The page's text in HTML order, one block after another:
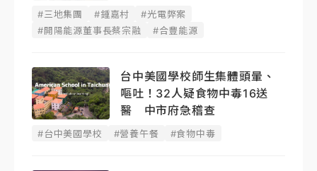
#三地集團 #鍾嘉村
#光電弊案
#開陽能源董事長蔡宗融
#合豐能源
台中美國學校師生集體頭暈、
嘔吐！32人疑食物中毒16送
醫 中市府急稽查
#台中美國學校 #營養午餐 #食物中毒